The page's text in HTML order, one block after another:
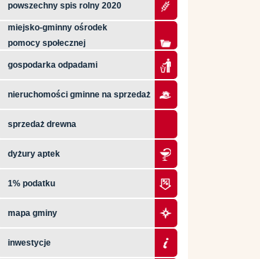
powszechny spis rolny 2020
miejsko-gminny ośrodek
pomocy społecznej
gospodarka odpadami
nieruchomości gminne na sprzedaż
sprzedaż drewna
dyżury aptek
1% podatku
mapa gminy
inwestycje